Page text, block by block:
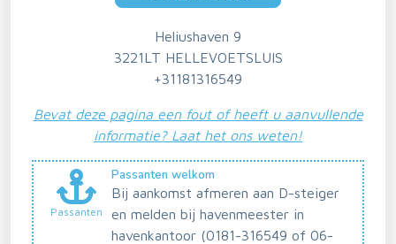
Heliushaven 9
3221LT HELLEVOETSLUIS
+31181316549
Bevat deze pagina een fout of heeft u aanvullende
informatie? Laat het ons weten!
Passanten
Passanten welkom
Bij aankomst afmeren aan D-steiger
en melden bij havenmeester in
havenkantoor (0181-316549 of 06-